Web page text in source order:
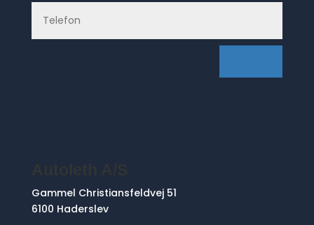
Gammel Christiansfeldvej 51
6100 Haderslev